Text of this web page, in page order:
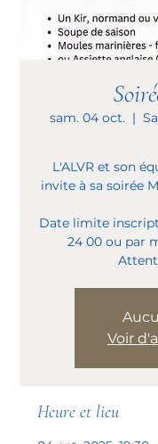
sam. 04 oct.
  |
L'ALVR et son
invite à sa soirée
Date limite
24 00 ou par
Voir
Heure et lieu